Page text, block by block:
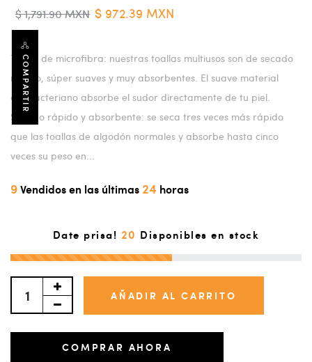
COMPARTIR
$ 1,791.90 MXN $ 972.39 MXN
Toalla de microfibra: nuestras toallas multiusos son de secado
rápido, súper suaves y muy absorbentes. El suave material
antibacteriano absorbe el sudor directamente de tu piel.
Secado rápido y absorbente: se seca tres veces más rápido
que las toallas de algodón normales y absorbe hasta cinco
veces su peso en...
9Vendidos en las últimas 24 horas
Date prisa! 20 Disponibles en stock
AÑADIR AL CARRITO
COMPRAR AHORA